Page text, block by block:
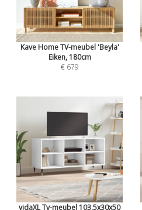
Kave Home TV-meubel 'Beyla'
Eiken, 180cm
€ 679
vidaXL Tv-meubel 103,5x30x50